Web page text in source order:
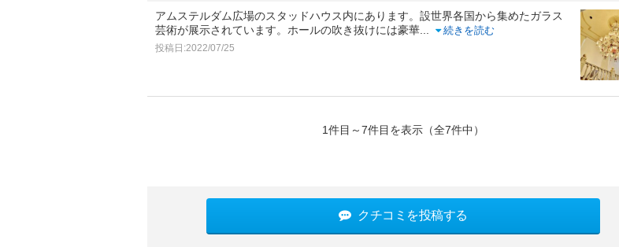
アムステルダム広場のスタッドハウス内にあります。設世界各国から集めたガラス
芸術が展示されています。ホールの吹き抜けには豪華
続きを読む
投稿日:2022/07/25
1件目～7件目を表示（全7件中）
クチコミを投稿する